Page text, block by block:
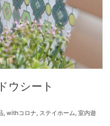
ウシート
, withコロナ, ステイホーム, 室内遊